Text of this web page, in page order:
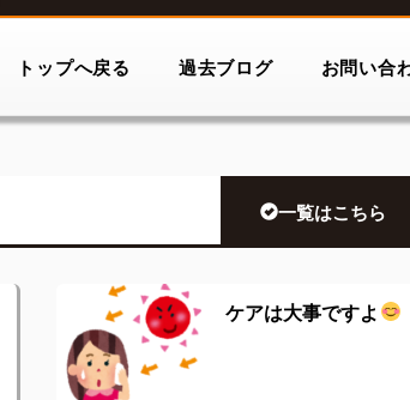
トップへ戻る 過去ブログ お問い合
一覧はこちら
ケアは大事ですよ